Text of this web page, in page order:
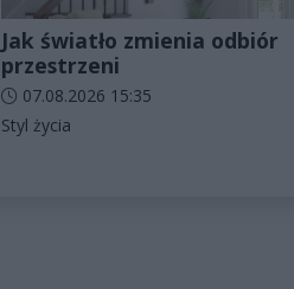
Jak światło zmienia odbiór
przestrzeni
Data dodania artykułu:
07.08.2026 15:35
Kategorie artykułu:
Styl życia